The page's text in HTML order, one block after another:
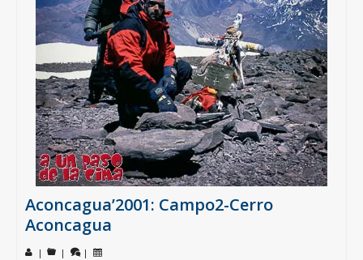
Aconcagua’2001: Campo2-Cerro
Aconcagua
| | |